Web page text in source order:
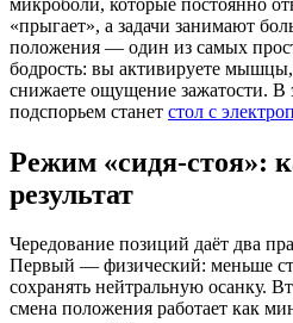
«прыгает», а задачи занимают
положения — один из самых
бодрость: вы активируете
снижаете ощущение зажатости.
подспорьем станет стол с
Режим «сидя-стоя»:
результат
Чередование позиций даёт два
Первый — физический: меньше
сохранять нейтральную осанку.
смена положения работает как